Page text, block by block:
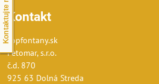
Kontakt
Topfontany.sk
Petomar, s.r.o.
č.d. 870
925 63 Dolná Streda
Kontaktujte nás